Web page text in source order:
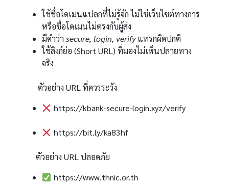
ใช้ชื่อโดเมนแปลกที่ไม่รู้จัก ไม่ใช่เว็บไซต์ทางการ
หรือชื่อโดเมนไม่ตรงกับผู้ส่ง
มีคำว่าsecure, login, verifyแทรกผิดปกติ
ใช้ลิงก์ย่อ (Short URL) ที่มองไม่เห็นปลายทาง
จริง
ตัวอย่าง URL ที่ควรระวัง
https://kbank-secure-login.xyz/verify
https://bit.ly/ka83hf
ตัวอย่าง URL ปลอดภัย
https://www.thnic.or.th